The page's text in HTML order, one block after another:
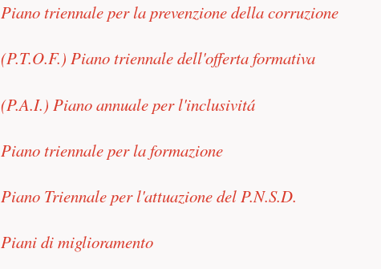
Piano triennale per la prevenzione della corruzione
(P.T.O.F.) Piano triennale dell'offerta formativa
(P.A.I.) Piano annuale per l'inclusivitá
Piano triennale per la formazione
Piano Triennale per l'attuazione del P.N.S.D.
Piani di miglioramento